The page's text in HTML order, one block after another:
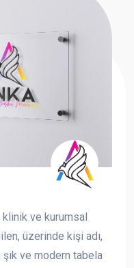
ve kurumsal
üzerinde kişi adı,
ve modern tabela